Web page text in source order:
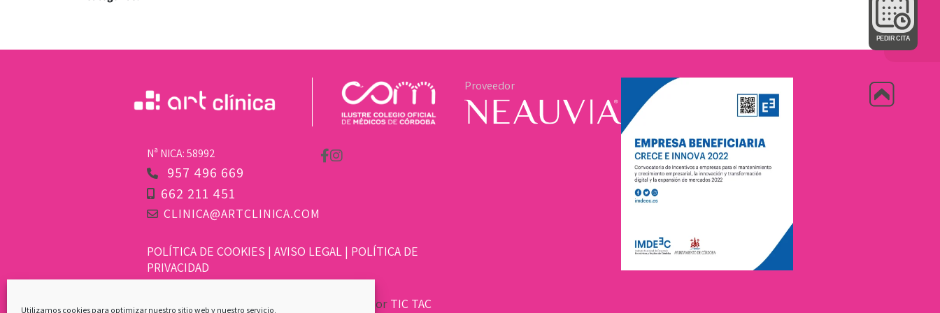
Utilizamos cookies para optimizar nuestro sitio web y nuestro servicio.
PEDIR CITA
Nª NICA: 58992
957 496 669
662 211 451
CLINICA@ARTCLINICA.COM
POLÍTICA DE COOKIES | AVISO LEGAL | POLÍTICA DE
PRIVACIDAD
Copyright 2023 | Diseñado y Desarrollado por TIC TAC
Proveedor